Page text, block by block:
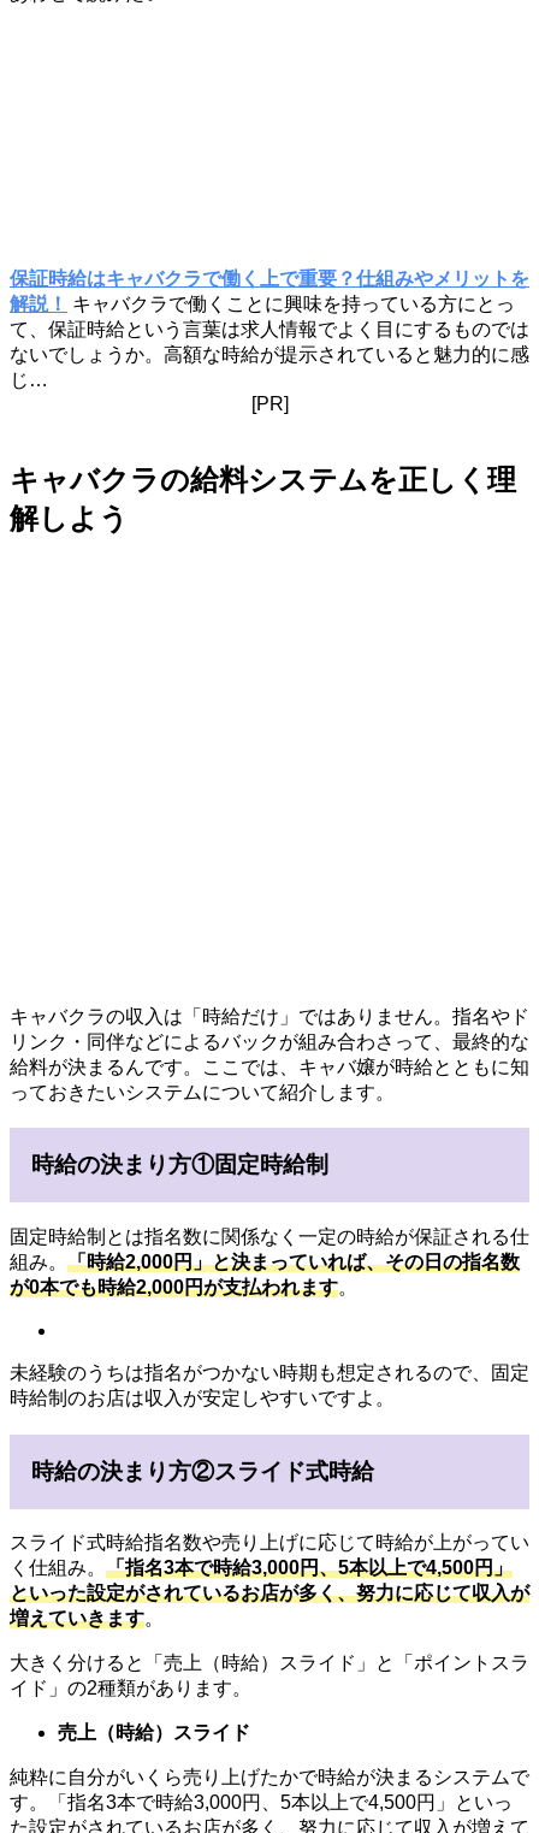
保証時給はキャバクラで働く上で重要？仕組みやメリットを
解説！
キャバクラで働くことに興味を持っている方にとっ
て、保証時給という言葉は求人情報でよく目にするものでは
ないでしょうか。高額な時給が提示されていると魅力的に感
じ…
[PR]
キャバクラの給料システムを正しく理
解しよう
キャバクラの収入は「時給だけ」ではありません。指名やド
リンク・同伴などによるバックが組み合わさって、最終的な
給料が決まるんです。ここでは、キャバ嬢が時給とともに知
っておきたいシステムについて紹介します。
時給の決まり方①固定時給制
固定時給制とは指名数に関係なく一定の時給が保証される仕
組み。 「時給2,000円」と決まっていれば、その日の指名数
が0本でも時給2,000円が支払われます。
未経験のうちは指名がつかない時期も想定されるので、固定
時給制のお店は収入が安定しやすいですよ。
時給の決まり方②スライド式時給
スライド式時給指名数や売り上げに応じて時給が上がってい
く仕組み。 「指名3本で時給3,000円、5本以上で4,500円」
といった設定がされているお店が多く、努力に応じて収入が
増えていきます。
大きく分けると「売上（時給）スライド」と「ポイントスラ
イド」の2種類があります。
売上（時給）スライド
純粋に自分がいくら売り上げたかで時給が決まるシステムで
す。「指名3本で時給3,000円、5本以上で4,500円」といっ
た設定がされているお店が多く、努力に応じて収入が増えて